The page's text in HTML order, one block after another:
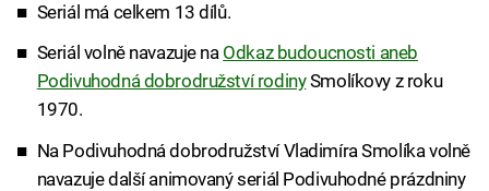
Seriál má celkem 13 dílů.
Seriál volně navazuje na Odkaz budoucnosti aneb
Podivuhodná dobrodružství rodinySmolíkovy z roku
1970.
Na Podivuhodná dobrodružství Vladimíra Smolíka volně
navazuje další animovaný seriál Podivuhodné prázdniny